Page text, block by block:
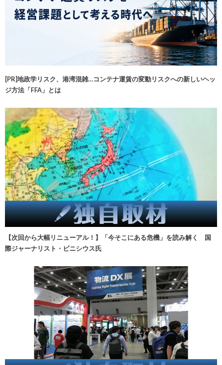
[PR]地政学リスク、港湾混雑…コンテナ運賃の変動リスクへの新しいヘッ
ジ方法「FFA」とは
【次回から大幅リニューアル！】「今そこにある危機」を読み解く 国
際ジャーナリスト・ビニシウス氏